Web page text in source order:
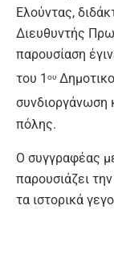
Ελούντας,
Διευθυντής
παρουσίαση
του 1 ου
συνδιοργάνωση
πόλης.
Ο συγγραφέας
παρουσιάζει
τα ιστορικά